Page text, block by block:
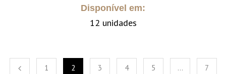
Disponível em:
12 unidades
1 2 3 4 5 … 7